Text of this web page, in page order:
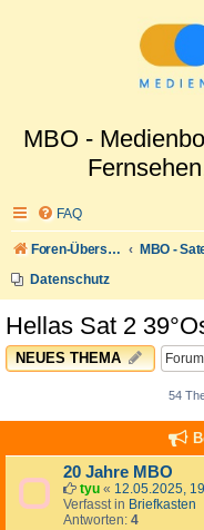
MBO -
FAQ
Foren-Übersicht
Datenschutz
Hellas Sat 2
NEUES THEMA
54
20 Jahre MBO
tyu « 12.05.2025,
Verfasst in Briefkasten
Antworten: 4